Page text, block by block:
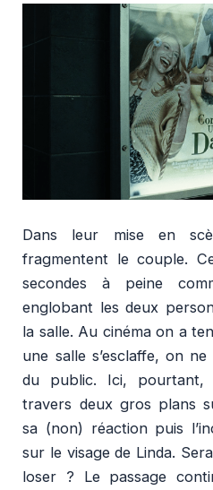
Dans leur mise en
fragmentent le couple.
secondes à peine
englobant les deux
la salle. Au cinéma on a
une salle s’esclaffe, on
du public. Ici, pourtant,
travers deux gros plans
sa (non) réaction puis
sur le visage de Linda.
loser ? Le passage